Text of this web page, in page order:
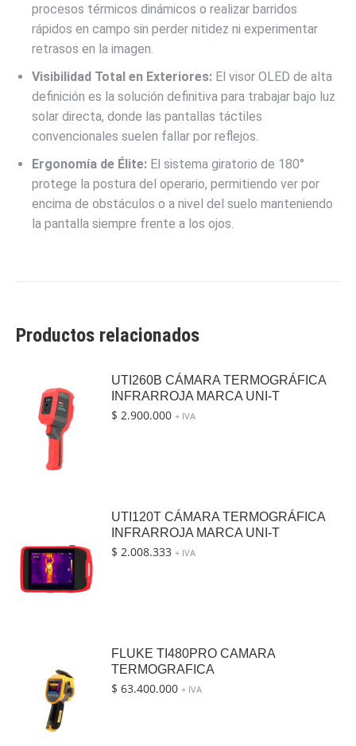
procesos térmicos dinámicos o realizar barridos
rápidos en campo sin perder nitidez ni experimentar
retrasos en la imagen.
Visibilidad Total en Exteriores: El visor OLED de alta
definición es la solución definitiva para trabajar bajo luz
solar directa, donde las pantallas táctiles
convencionales suelen fallar por reflejos.
Ergonomía de Élite: El sistema giratorio de 180°
protege la postura del operario, permitiendo ver por
encima de obstáculos o a nivel del suelo manteniendo
la pantalla siempre frente a los ojos.
Productos relacionados
UTI260B CÁMARA TERMOGRÁFICA
INFRARROJA MARCA UNI-T
$ 2.900.000 + IVA
UTI120T CÁMARA TERMOGRÁFICA
INFRARROJA MARCA UNI-T
$ 2.008.333 + IVA
FLUKE TI480PRO CAMARA
TERMOGRAFICA
$ 63.400.000 + IVA